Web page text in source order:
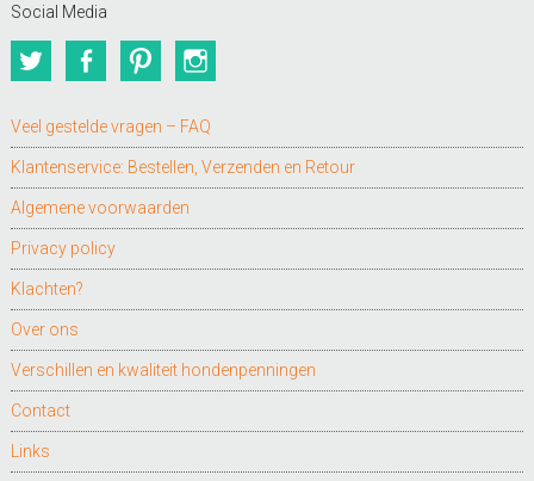
Social Media
TwitterFacebookPinterest
Veel gestelde vragen – FAQ
Klantenservice: Bestellen, Verzenden en Retour
Algemene voorwaarden
Privacy policy
Klachten?
Over ons
Verschillen en kwaliteit hondenpenningen
Contact
Links